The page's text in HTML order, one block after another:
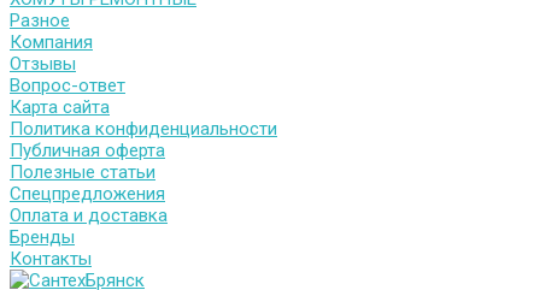
Разное
Компания
Отзывы
Вопрос-ответ
Карта сайта
Политика конфиденциальности
Публичная оферта
Полезные статьи
Спецпредложения
Оплата и доставка
Бренды
Контакты